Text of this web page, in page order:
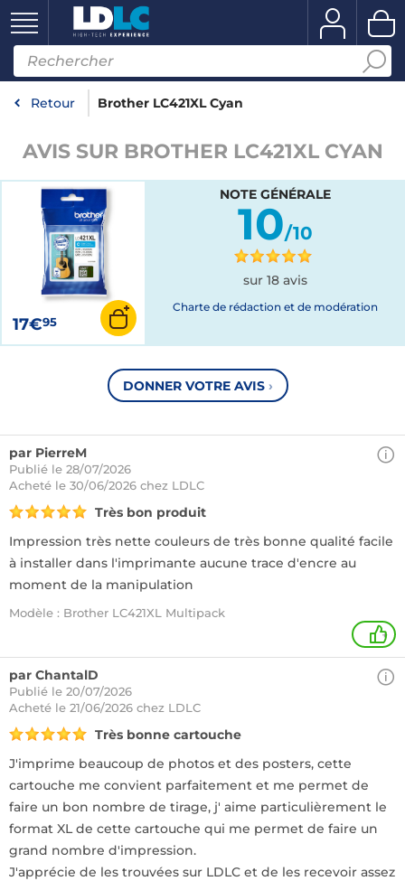
Retour Brother LC421XL Cyan
AVIS SUR BROTHER LC421XL CYAN
17€95
NOTE GÉNÉRALE
10/10
sur 18 avis
Charte de rédaction et de modération
DONNER VOTRE AVIS ›
par PierreM
Publié le 28/07/2026
Acheté le 30/06/2026 chez LDLC
Très bon produit
Impression très nette couleurs de très bonne qualité facile
à installer dans l'imprimante aucune trace d'encre au
moment de la manipulation
Modèle : Brother LC421XL Multipack
+
par ChantalD
Publié le 20/07/2026
Acheté le 21/06/2026 chez LDLC
Très bonne cartouche
J'imprime beaucoup de photos et des posters, cette
cartouche me convient parfaitement et me permet de
faire un bon nombre de tirage, j' aime particulièrement le
format XL de cette cartouche qui me permet de faire un
grand nombre d'impression.
J'apprécie de les trouvées sur LDLC et de les recevoir assez